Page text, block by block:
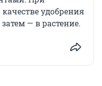
удобрения
— в растение.